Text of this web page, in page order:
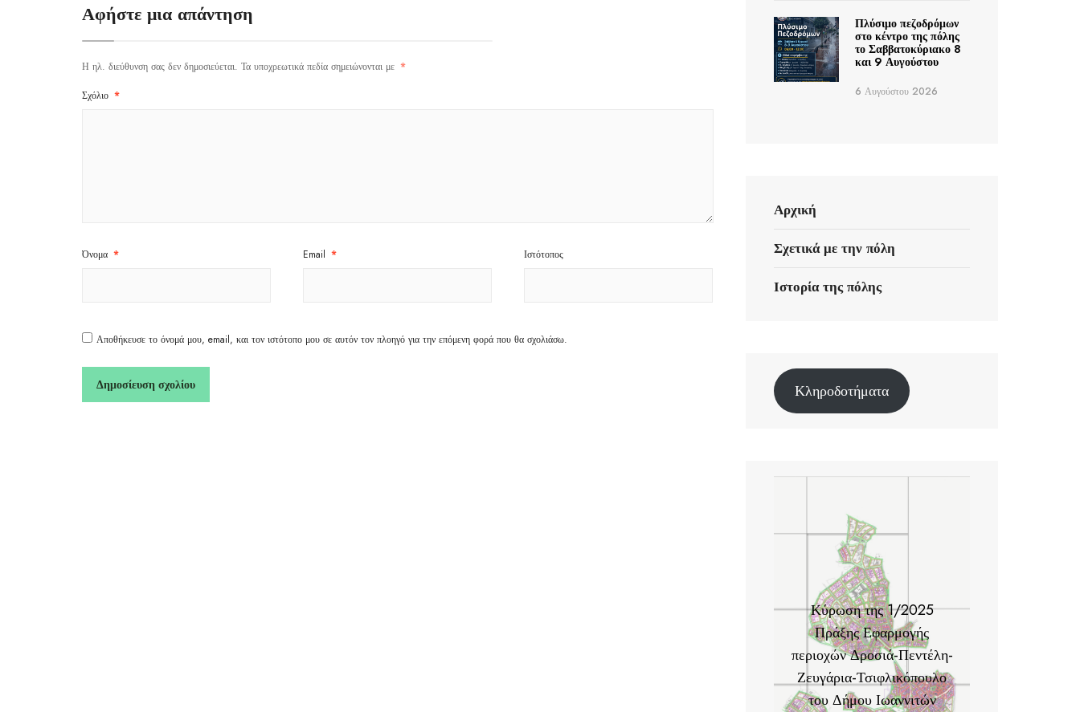
Αφήστε μια απάντηση
Η ηλ. διεύθυνση σας δεν δημοσιεύεται. Τα υποχρεωτικά πεδία σημειώνονται με *
Σχόλιο *
Όνομα * Email * Ιστότοπος
Αποθήκευσε το όνομά μου, email, και τον ιστότοπο μου σε αυτόν τον πλοηγό για την επόμενη φορά που θα σχολιάσω.
Πλύσιμο πεζοδρόμων
στο κέντρο της πόλης
το Σαββατοκύριακο 8
και 9 Αυγούστου
6 Αυγούστου 2026
Αρχική
Σχετικά με την πόλη
Ιστορία της πόλης
Κληροδοτήματα
Κύρωση της 1/2025
Πράξης Εφαρμογής
περιοχών Δροσιά-Πεντέλη-
Ζευγάρια-Τσιφλικόπουλο
του Δήμου Ιωαννιτών